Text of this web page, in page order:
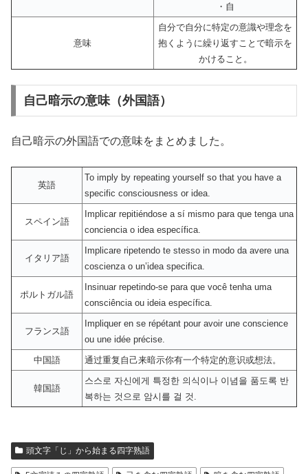
・自
意味
自分で自分に特定の意識や理念を
抱くように繰り返すことで暗示を
かけること。
自己暗示の意味（外国語）
自己暗示の外国語での意味をまとめました。
英語
To imply by repeating yourself so that you have a
specific consciousness or idea.
スペイン語
Implicar repitiéndose a sí mismo para que tenga una
conciencia o idea específica.
イタリア語
Implicare ripetendo te stesso in modo da avere una
coscienza o un’idea specifica.
ポルトガル語
Insinuar repetindo-se para que você tenha uma
consciência ou ideia específica.
フランス語
Impliquer en se répétant pour avoir une conscience
ou une idée précise.
中国語
通过重复自己来暗示你有一个特定的意识或想法。
韓国語
스스로 자신에게 특정한 의식이나 이념을 품도록 반
복하는 것으로 암시를 걸 것.
頭文字「じ」から始まる四字熟語